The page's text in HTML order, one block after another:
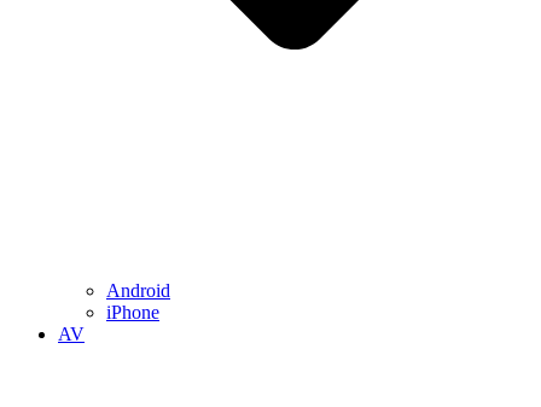
Android
iPhone
AV